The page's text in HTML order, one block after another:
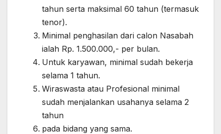
tahun serta maksimal 60 tahun (termasuk
tenor).
Minimal penghasilan dari calon Nasabah
ialah Rp. 1.500.000,- per bulan.
Untuk karyawan, minimal sudah bekerja
selama 1 tahun.
Wiraswasta atau Profesional minimal
sudah menjalankan usahanya selama 2
tahun
pada bidang yang sama.